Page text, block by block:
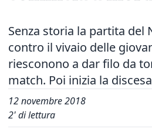
Senza storia la partita del
contro il vivaio delle
riesconono a dar filo da
match. Poi inizia la discesa
12 novembre 2018
2' di lettura